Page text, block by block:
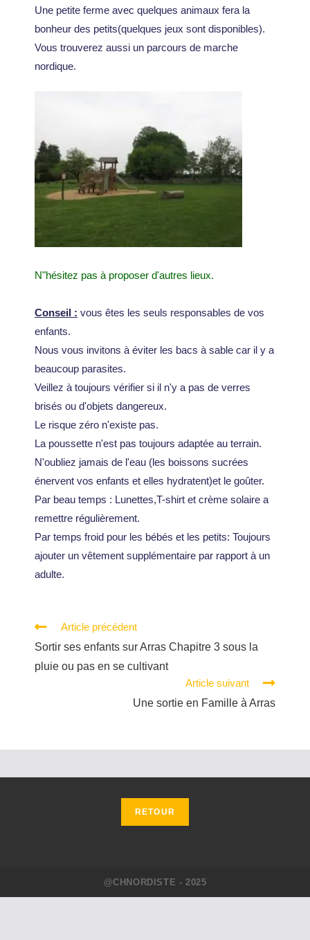
Une petite ferme avec quelques animaux fera la
bonheur des petits(quelques jeux sont disponibles).
Vous trouverez aussi un parcours de marche
nordique.
N"hésitez pas à proposer d'autres lieux.
Conseil : vous êtes les seuls responsables de vos
enfants.
Nous vous invitons à éviter les bacs à sable car il y a
beaucoup parasites.
Veillez à toujours vérifier si il n'y a pas de verres
brisés ou d'objets dangereux.
Le risque zéro n'existe pas.
La poussette n'est pas toujours adaptée au terrain.
N'oubliez jamais de l'eau (les boissons sucrées
énervent vos enfants et elles hydratent)et le goûter.
Par beau temps : Lunettes,T-shirt et crème solaire a
remettre régulièrement.
Par temps froid pour les bébés et les petits: Toujours
ajouter un vêtement supplémentaire par rapport à un
adulte.
Article précédent
Sortir ses enfants sur Arras Chapitre 3 sous la
pluie ou pas en se cultivant
Article suivant
Une sortie en Famille à Arras
@CHNORDISTE - 2025